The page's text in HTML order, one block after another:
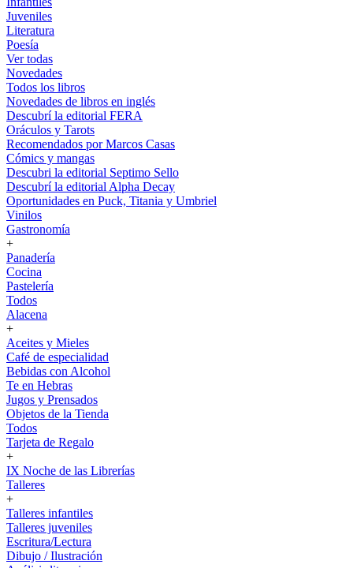
Juveniles
Literatura
Poesía
Ver todas
Novedades
Todos los libros
Novedades de libros en inglés
Descubrí la editorial FERA
Oráculos y Tarots
Recomendados por Marcos Casas
Cómics y mangas
Descubri la editorial Septimo Sello
Descubrí la editorial Alpha Decay
Oportunidades en Puck, Titania y Umbriel
Vinilos
Gastronomía
+
Panadería
Cocina
Pastelería
Todos
Alacena
+
Aceites y Mieles
Café de especialidad
Bebidas con Alcohol
Te en Hebras
Jugos y Prensados
Objetos de la Tienda
Todos
Tarjeta de Regalo
+
IX Noche de las Librerías
Talleres
+
Talleres infantiles
Talleres juveniles
Escritura/Lectura
Dibujo / Ilustración